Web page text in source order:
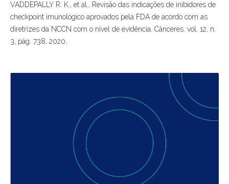
VADDEPALLY R. K., et al., Revisão das indicações de inibidores de
checkpoint imunológico aprovados pela FDA de acordo com as
diretrizes da NCCN com o nível de evidência. Cânceres. vol. 12, n.
3, pág. 738, 2020.